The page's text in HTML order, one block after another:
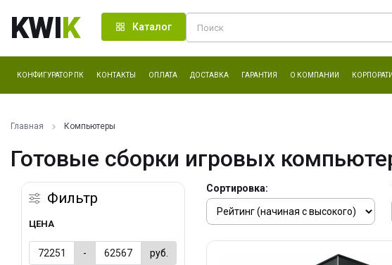
KWIK Каталог
КОНФИГУРАТОР ПК КОНТАКТЫ ОПЛАТА ДОСТАВКА ГАРАНТИЯ О КОМПАНИИ
Главная Компьютеры
Готовые сборки игровых
Фильтр
ЦЕНА
- руб.
Сортировка: